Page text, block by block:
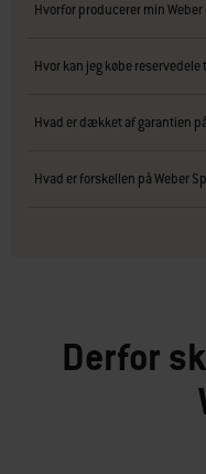
Hvorfor producerer min
Hvor kan jeg købe
Hvad er dækket af garantien
Hvad er forskellen på Weber
Derfor